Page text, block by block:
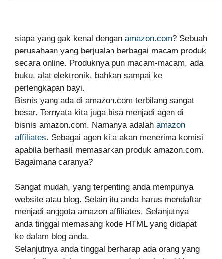
siapa yang gak kenal dengan amazon.com? Sebuah
perusahaan yang berjualan berbagai macam produk
secara online. Produknya pun macam-macam, ada
buku, alat elektronik, bahkan sampai ke
perlengkapan bayi.
Bisnis yang ada di amazon.com terbilang sangat
besar. Ternyata kita juga bisa menjadi agen di
bisnis amazon.com. Namanya adalah amazon
affiliates. Sebagai agen kita akan menerima komisi
apabila berhasil memasarkan produk amazon.com.
Bagaimana caranya?
Sangat mudah, yang terpenting anda mempunya
website atau blog. Selain itu anda harus mendaftar
menjadi anggota amazon affiliates. Selanjutnya
anda tinggal memasang kode HTML yang didapat
ke dalam blog anda.
Selanjutnya anda tinggal berharap ada orang yang